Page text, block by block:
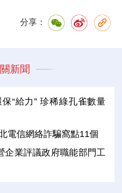
分享：
新聞
“給力” 珍稀綠孔雀數量
電信網絡詐騙窩點11個
企業評議政府職能部門工